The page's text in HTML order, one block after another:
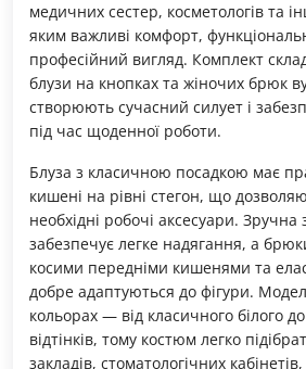
медичних сестер, косметологів та
яким важливі комфорт,
професійний вигляд. Комплект
блузи на кнопках та жіночих брюк
створюють сучасний силует і
під час щоденної роботи.
Блуза з класичною посадкою має
кишені на рівні стегон, що
необхідні робочі аксесуари. Зручна
забезпечує легке надягання, а
косими передніми кишенями та
добре адаптуються до фігури.
кольорах — від класичного білого
відтінків, тому костюм легко
закладів, стоматологічних